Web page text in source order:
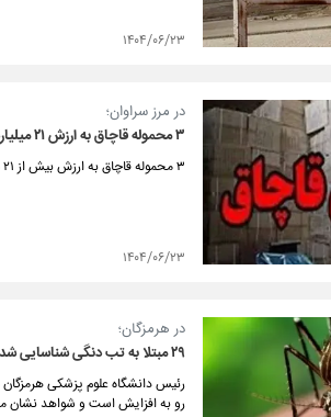
۱۴۰۴/۰۶/۲۳
در مرز سراوان؛
۳ محموله قاچاق به ارزش ۲۱ میلیارد ریال کشف شد
۳ محموله قاچاق به ارزش بیش از ۲۱ میلیارد ریال در بازارچه مرزی «کوهک» شهرستان سراوان کشف شد.
۱۴۰۴/۰۶/۲۳
در هرمزگان؛
۲۹ مبتلا به تب دنگی شناسایی شد
رئیس دانشگاه علوم پزشکی
رو به افزایش است و شواهد نشان